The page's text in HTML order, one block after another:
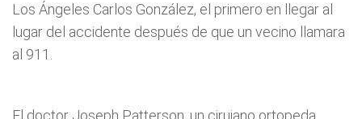
Los Ángeles Carlos González, el primero en llegar al
lugar del accidente después de que un vecino llamara
al 911.
El doctor Joseph Patterson, un cirujano ortopeda